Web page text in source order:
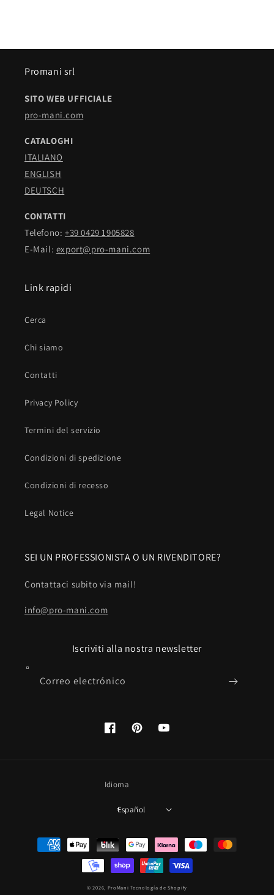
Promani srl
SITO WEB UFFICIALE
pro-mani.com
CATALOGHI
ITALIANO
ENGLISH
DEUTSCH
CONTATTI
Telefono: +39 0429 1905828
E-Mail: export@pro-mani.com
Link rapidi
Cerca
Chi siamo
Contatti
Privacy Policy
Termini del servizio
Condizioni di spedizione
Condizioni di recesso
Legal Notice
SEI UN PROFESSIONISTA O UN RIVENDITORE?
Contattaci subito via mail!
info@pro-mani.com
Iscriviti alla nostra newsletter
Correo electrónico
FacebookPinterestYouTube
Idioma
Español
Formas
© 2026, ProMani Tecnología de Shopify